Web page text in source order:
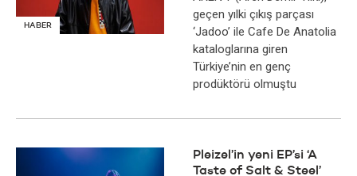
HABER
geçen yılki çıkış parçası
‘Jadoo’ ile Cafe De Anatolia
kataloglarına giren
Türkiye’nin en genç
prodüktörü olmuştu
Pleizel’in yeni EP’si ‘A
Taste of Salt & Steel’